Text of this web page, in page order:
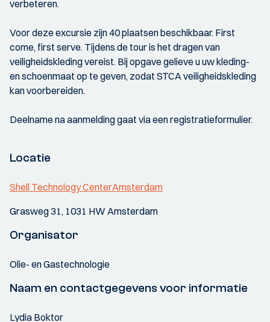
verbeteren.
Voor deze excursie zijn 40 plaatsen beschikbaar. First
come, first serve. Tijdens de tour is het dragen van
veiligheidskleding vereist. Bij opgave gelieve u uw kleding-
en schoenmaat op te geven, zodat STCA veiligheidskleding
kan voorbereiden.
Deelname na aanmelding gaat via een registratieformulier.
Locatie
Shell Technology CenterAmsterdam
Grasweg 31, 1031 HW Amsterdam
Organisator
Olie- en Gastechnologie
Naam en contactgegevens voor informatie
Lydia Boktor